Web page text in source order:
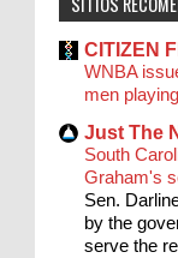
CITIZEN
WNBA
men
Just The
South
Graham's
Sen.
by the
serve the